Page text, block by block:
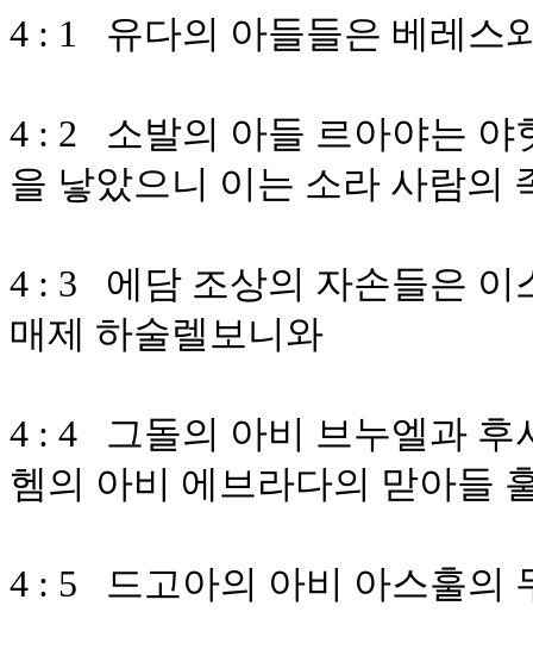
4 : 1 유다의 아들들은 베레스
4 : 2 소발의 아들 르아야는 야
을 낳았으니 이는 소라 사람의
4 : 3 에담 조상의 자손들은 이
매제 하술렐보니와
4 : 4 그돌의 아비 브누엘과 후
헴의 아비 에브라다의 맏아들
4 : 5 드고아의 아비 아스훌의